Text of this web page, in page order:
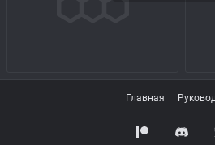
Главная